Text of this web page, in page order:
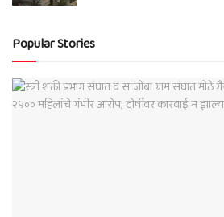
Popular Stories